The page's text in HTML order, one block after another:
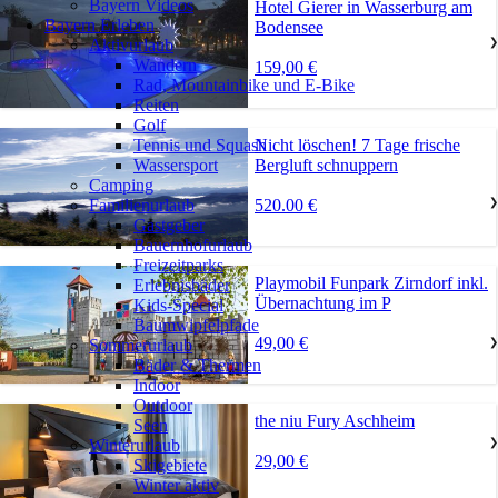
Hotel Gierer in Wasserburg am
Bodensee
159,00 €
Nicht löschen! 7 Tage frische
Bergluft schnuppern
520.00 €
Playmobil Funpark Zirndorf inkl.
Übernachtung im P
49,00 €
the niu Fury Aschheim
29,00 €
Bayern Videos
Bayern Erleben
Aktivurlaub
❯
Wandern
Rad, Mountainbike und E-Bike
Reiten
Golf
Tennis und Squash
Wassersport
Camping
Familienurlaub
❯
Gastgeber
Bauernhofurlaub
Freizeitparks
Erlebnisbäder
Kids-Special
Baumwipfelpfade
Sommerurlaub
❯
Bäder & Thermen
Indoor
Outdoor
Seen
Winterurlaub
❯
Skigebiete
Winter aktiv